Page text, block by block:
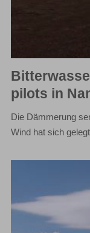
pilots in
Die Dämmerung
Wind hat sich